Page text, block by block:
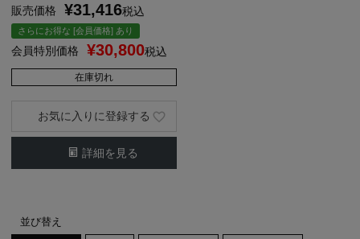
販売価格
¥31,416税込
さらにお得な [会員価格] あり
会員特別価格 ¥30,800税込
在庫切れ
詳細を見る
お気に入りに登録する
並び替え